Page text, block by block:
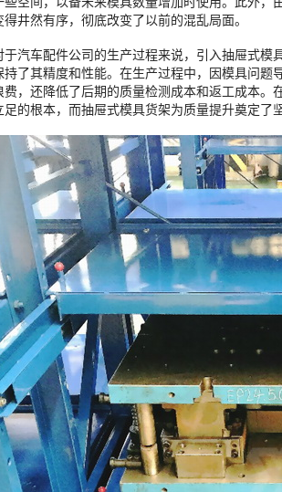
得井然有序，彻底改变了以前的混乱局面。
于汽车配件公司的生产过程来说，引入抽屉式
持了其精度和性能。在生产过程中，因模具问题
费，还降低了后期的质量检测成本和返工成本。
足的根本，而抽屉式模具货架为质量提升奠定了